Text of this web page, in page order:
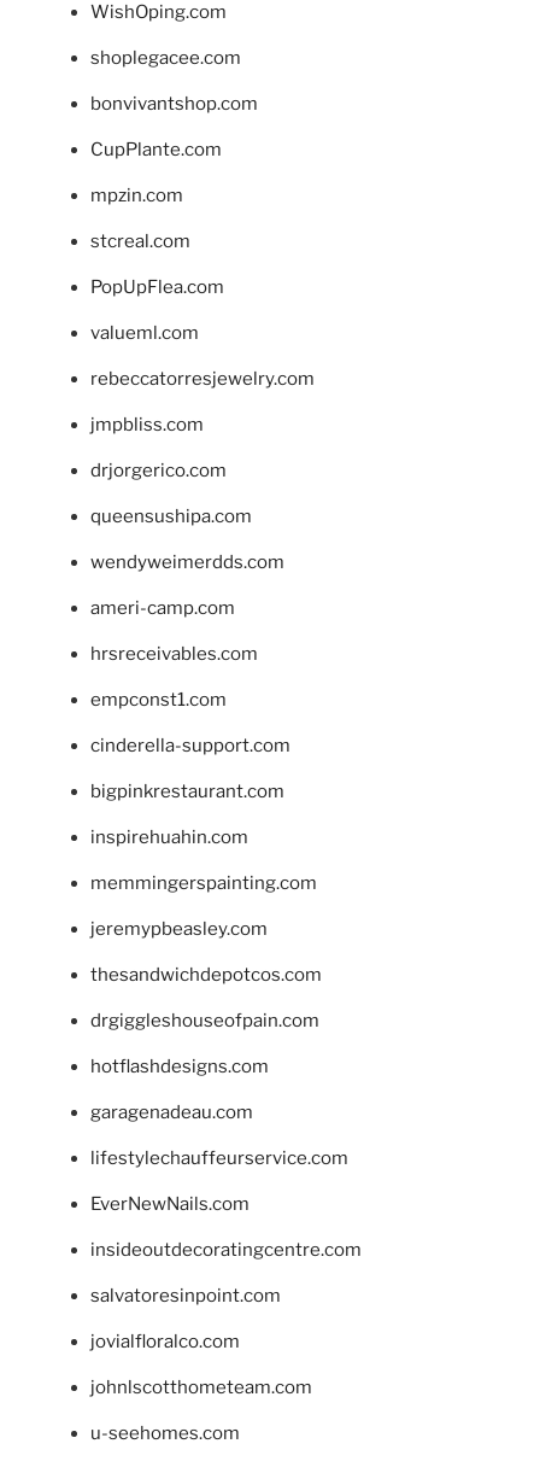
WishOping.com
shoplegacee.com
bonvivantshop.com
CupPlante.com
mpzin.com
stcreal.com
PopUpFlea.com
valueml.com
rebeccatorresjewelry.com
jmpbliss.com
drjorgerico.com
queensushipa.com
wendyweimerdds.com
ameri-camp.com
hrsreceivables.com
empconst1.com
cinderella-support.com
bigpinkrestaurant.com
inspirehuahin.com
memmingerspainting.com
jeremypbeasley.com
thesandwichdepotcos.com
drgiggleshouseofpain.com
hotflashdesigns.com
garagenadeau.com
lifestylechauffeurservice.com
EverNewNails.com
insideoutdecoratingcentre.com
salvatoresinpoint.com
jovialfloralco.com
johnlscotthometeam.com
u-seehomes.com